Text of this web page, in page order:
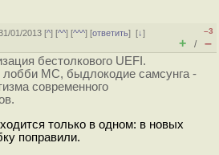
01/2013 [^] [^^] [^^^] [ответить][↓]
–3
+ / –
бестолкового UEFI.
лобби МС, быдлокодие самсунга -
современного
только в одном: в новых
поправили.